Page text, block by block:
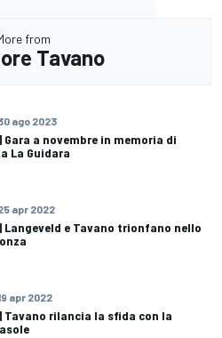
from
Tavano
ago 2023
Gara a novembre in memoria di
La Guidara
apr 2022
Langeveld e Tavano trionfano nello
apr 2022
Tavano rilancia la sfida con la